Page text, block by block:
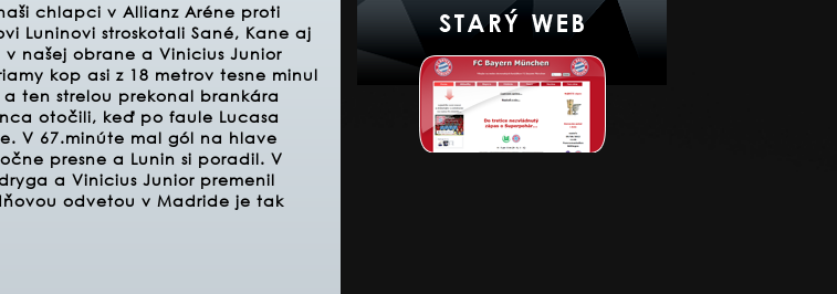
chlapci v Allianz Aréne proti
Luninovi stroskotali Sané, Kane aj
v našej obrane a Vinicius Junior
kop asi z 18 metrov tesne minul
a ten strelou prekonal brankára
otočili, keď po faule Lucasa
V 67.minúte mal gól na hlave
presne a Lunin si poradil. V
a Vinicius Junior premenil
odvetou v Madride je tak